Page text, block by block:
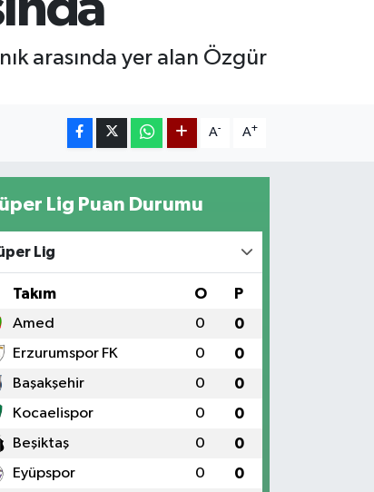
arasında yer alan Özgür
A- A+
Lig Puan Durumu
Lig
Takım O P
Amed 0 0
Erzurumspor FK 0 0
Başakşehir 0 0
Kocaelispor 0 0
Beşiktaş 0 0
Eyüpspor 0 0